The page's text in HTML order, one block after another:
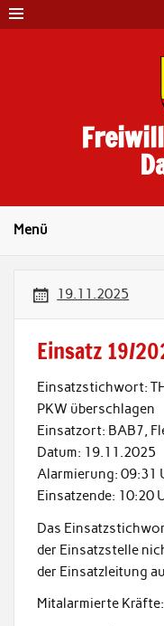
Skip
to
content
Menü
19.11.2025
Einsatz 19/
Einsatzstichwort:
PKW überschlagen
Einsatzort: BAB7,
Datum: 19.11.2025
Alarmierung: 09:31
Einsatzende: 10:20
Das
der Einsatzstelle
der Einsatzleitung
Mitalarmierte